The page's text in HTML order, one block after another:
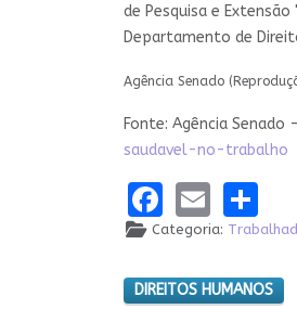
de Pesquisa e
Departamento de
Agência Senado
Fonte: Agência Senado -
saudavel-no-trabalho
Facebook
Email
Categoria:
DIREITOS HUMANOS